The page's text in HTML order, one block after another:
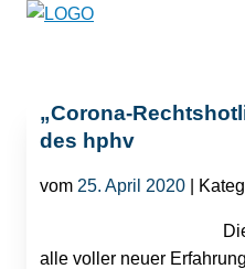
„Corona-
des hphv
vom 25. April 2020 |
alle voller neuer